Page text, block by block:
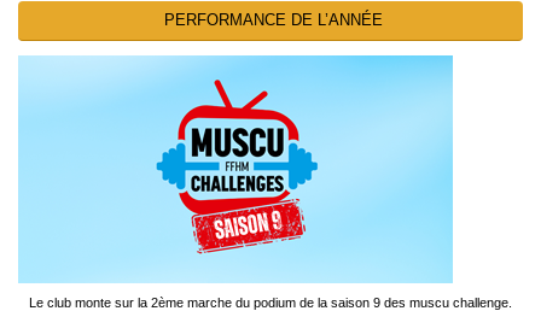
PERFORMANCE DE L’ANNÉE
Le club monte sur la 2ème marche du podium de la saison 9 des muscu challenge.